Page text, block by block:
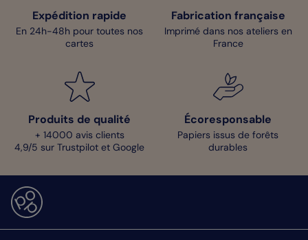
Expédition rapide
En 24h-48h pour toutes nos
cartes
Fabrication française
Imprimé dans nos ateliers en
France
Produits de qualité
+ 14000 avis clients
4,9/5 sur Trustpilot et Google
Écoresponsable
Papiers issus de forêts
durables